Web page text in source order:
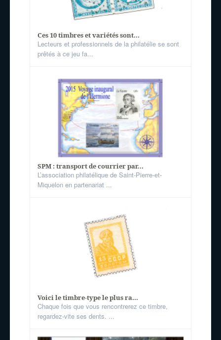
Ces 10 timbres et variétés sont...
Lecteurs et professionnels de la philatélie se sont
prêtés à ce jeu fa...
SPM : transport de courrier par...
L’association philatélique de Saint-Pierre-et-
Miquelon en partenariat ...
Voici le timbre-type le plus ra...
Chaque fois que vous rencontrerez ce timbre,
regardez-vite ses dents. ...